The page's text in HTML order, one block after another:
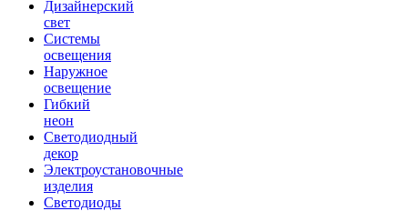
Дизайнерский
свет
Системы
освещения
Наружное
освещение
Гибкий
неон
Светодиодный
декор
Электроустановочные
изделия
Светодиоды